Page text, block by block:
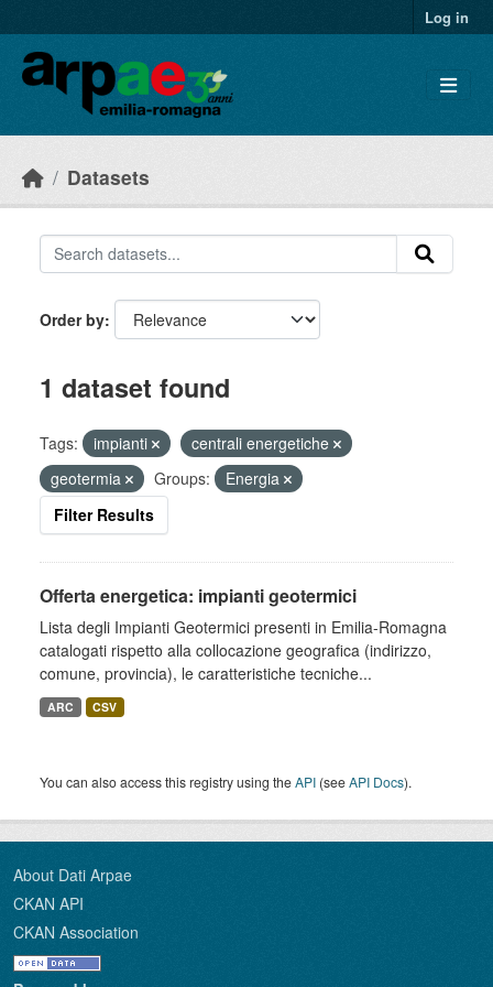
Log in
Datasets
Order by
1 dataset found
Tags: impianti
centrali energetiche
geotermia
Groups:
Energia
Filter Results
Offerta energetica: impianti geotermici
Lista degli Impianti Geotermici presenti in Emilia-Romagna
catalogati rispetto alla collocazione geografica (indirizzo,
comune, provincia), le caratteristiche tecniche...
ARC CSV
You can also access this registry using theAPI (seeAPI Docs).
About Dati Arpae
CKAN API
CKAN Association